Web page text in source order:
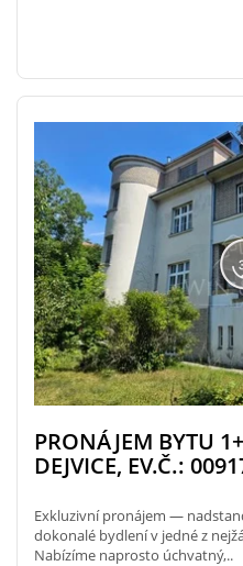
PRONÁJEM BYTU
DEJVICE, EV.Č.:
Exkluzivní pronájem —
dokonalé bydlení v jedné z
Nabízíme naprosto úchvatný,..